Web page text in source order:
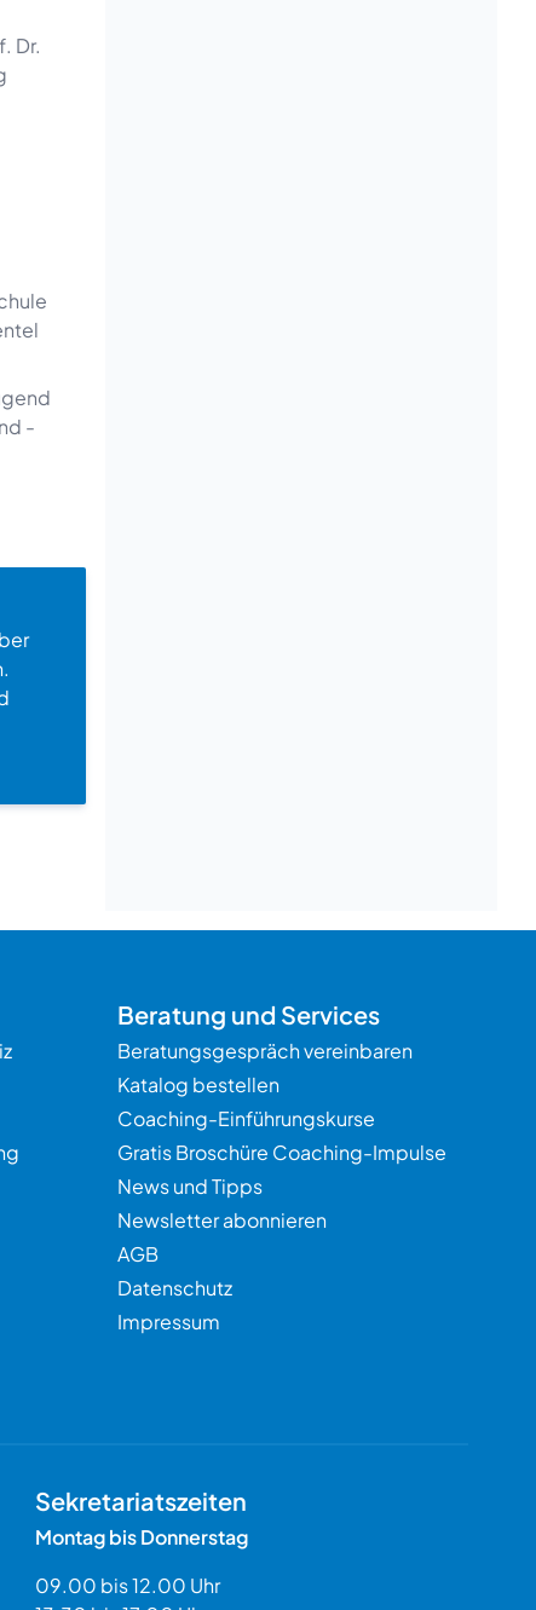
Dr.
-
Beratung und Services
Beratungsgespräch vereinbaren
Katalog bestellen
Coaching-Einführungskurse
Gratis Broschüre Coaching-Impulse
News und Tipps
Newsletter abonnieren
AGB
Datenschutz
Impressum
Sekretariatszeiten
Montag bis Donnerstag
09.00 bis 12.00 Uhr